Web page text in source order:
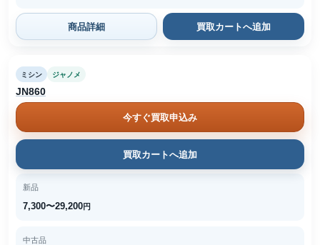
商品詳細 買取カートへ追加
ミシン ジャノメ
JN860
今すぐ買取申込み
買取カートへ追加
新品
7,300〜29,200円
中古品